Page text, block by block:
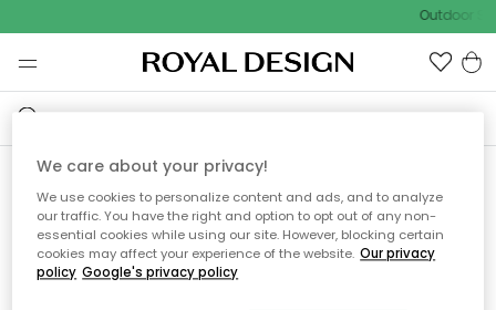
Outdoor
Ooops, die Seite wurde nicht
gefunden.
We care about your privacy!
We use cookies to personalize content and ads, and to analyze
our traffic. You have the right and option to opt out of any non-
essential cookies while using our site. However, blocking certain
cookies may affect your experience of the website. Our privacy
policy Google's privacy policy